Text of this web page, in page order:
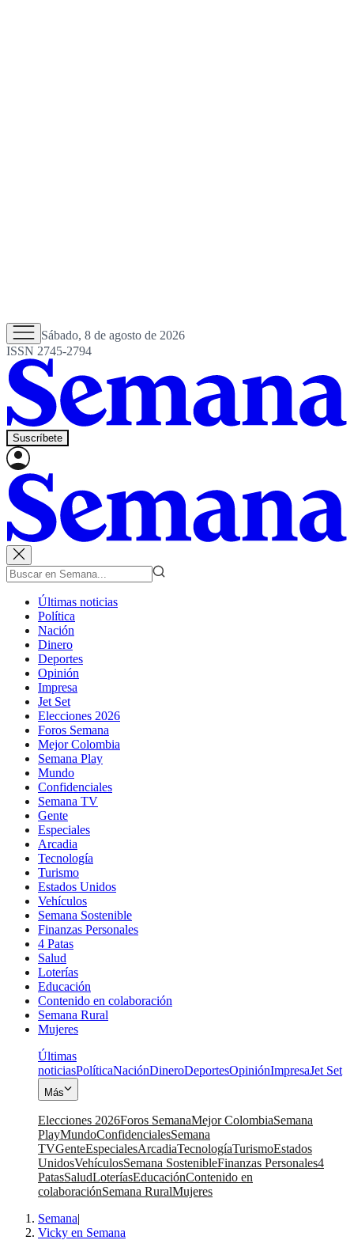
Sábado, 8 de agosto de 2026
ISSN 2745-2794
Suscríbete
Últimas noticias
Política
Nación
Dinero
Deportes
Opinión
Impresa
Jet Set
Elecciones 2026
Foros Semana
Mejor Colombia
Semana Play
Mundo
Confidenciales
Semana TV
Gente
Especiales
Arcadia
Tecnología
Turismo
Estados Unidos
Vehículos
Semana Sostenible
Finanzas Personales
4 Patas
Salud
Loterías
Educación
Contenido en colaboración
Semana Rural
Mujeres
Últimas
noticiasPolíticaNaciónDineroDeportesOpiniónImpresaJet Set
Más
Elecciones 2026Foros SemanaMejor ColombiaSemana
PlayMundoConfidencialesSemana
TVGenteEspecialesArcadiaTecnologíaTurismoEstados
UnidosVehículosSemana SostenibleFinanzas Personales4
PatasSaludLoteríasEducaciónContenido en
colaboraciónSemana RuralMujeres
Semana|
Vicky en Semana